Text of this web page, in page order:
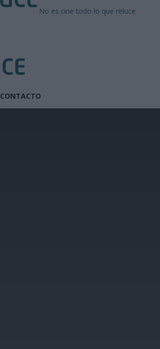
No es cine todo lo que reluce
CONTACTO